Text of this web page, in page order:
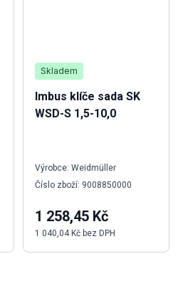
Skladem
Imbus klíče sada SK
WSD-S 1,5-10,0
Výrobce: Weidmüller
Číslo zboží: 9008850000
1 258,45 Kč
1 040,04 Kč bez DPH